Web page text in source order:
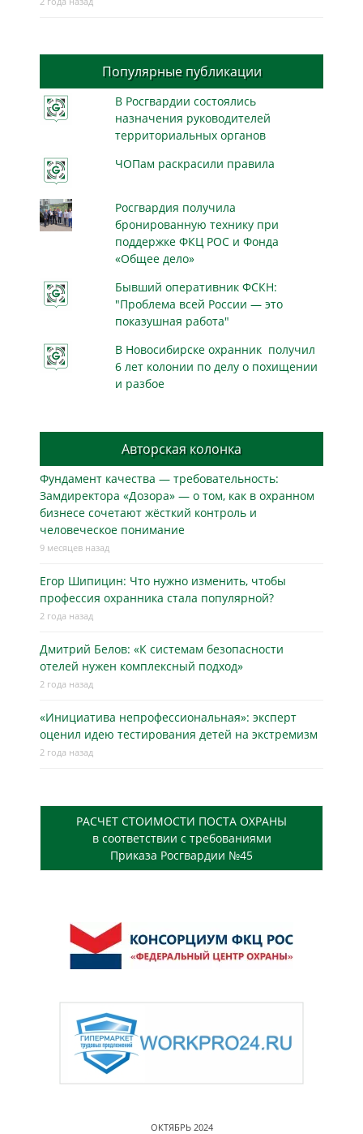
Популярные публикации
В Росгвардии состоялись
назначения руководителей
территориальных органов
ЧОПам раскрасили правила
Росгвардия получила
бронированную технику при
поддержке ФКЦ РОС и Фонда
«Общее дело»
Бывший оперативник ФСКН:
"Проблема всей России — это
показушная работа"
В Новосибирске охранник получил
6 лет колонии по делу о похищении
и разбое
Авторская колонка
Фундамент качества — требовательность:
Замдиректора «Дозора» — о том, как в охранном
бизнесe сочетают жёсткий контроль и
человеческое понимание
9 месяцев назад
Егор Шипицин: Что нужно изменить, чтобы
профессия охранника стала популярной?
2 года назад
Дмитрий Белов: «К системам безопасности
отелей нужен комплексный подход»
2 года назад
«Инициатива непрофессиональная»: эксперт
оценил идею тестирования детей на экстремизм
2 года назад
РАСЧЕТ СТОИМОСТИ ПОСТА ОХРАНЫ
в соответствии с требованиями
Приказа Росгвардии №45
ОКТЯБРЬ 2024